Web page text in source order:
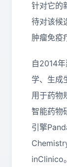
针对它的
待对该候
肿瘤免疫
自2014
学、生成
用于药物
智能药物
引擎
inClinico